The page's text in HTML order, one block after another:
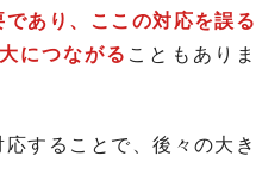
あり、ここの対応を誤る
につながる こともありま
することで、後々の大き